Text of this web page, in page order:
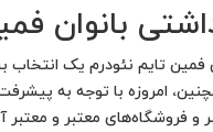
بانوان
فمین تایم نئودرم یک
امروزه با توجه به
و فروشگاه‌های معتبر و